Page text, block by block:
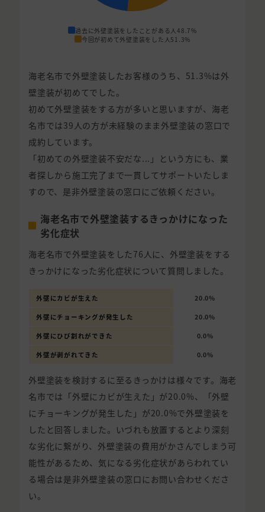
過去に外壁塗装をしたことがある人48.7%
今回が初めて外壁塗装をした人 51.3%
海老名市で外壁塗装したお客様のうち、51.3%は外
壁塗装が初めてでした。
初めて外壁塗装をする方が多いと思いますが、海老
名市では39人の方が未経験のまま外壁塗装の窓口で
成約しています。
「初めての外壁塗装不安だな...」という方にも、業
者探しから施工完了まで一貫してサポートいたしま
すので、是非外壁塗装の窓口にご依頼ください。
海老名市で外壁塗装するきっかけになった
劣化症状
海老名市で外壁塗装をした76人に、外壁塗装をする
きっかけになった劣化症状について質問しました。
外壁にカビが生えた 20.0%
外壁にチョーキングが発生した 20.0%
外壁にひび割れができた 0.0%
外壁が剥がれてきた 0.0%
外壁塗装を検討するに至るきっかけは様々です。海老
名市では「外壁にカビが生えた」が20.0%、「外壁
にチョーキングが発生した」が20.0%で外壁塗装を
したと回答しました。いづれも放置するとより深刻
な劣化に繋がり、外壁塗装の費用がかさんでしまう可
能性があるため、気になる劣化症状があらわれてい
る場合は是非外壁塗装の窓口にお問い合わせくださ
い。